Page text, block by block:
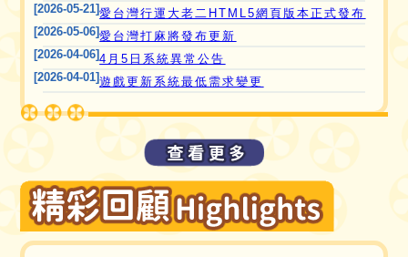
[2026-05-21]愛台灣行運大老二HTML5網頁版本正式發布
[2026-05-06]愛台灣打麻將發布更新
[2026-04-06]4月5日系統異常公告
[2026-04-01]遊戲更新系統最低需求變更